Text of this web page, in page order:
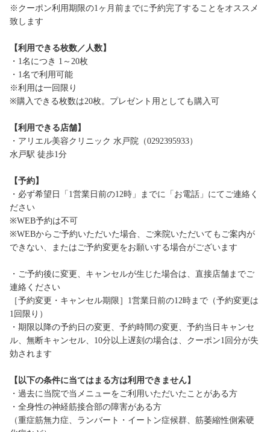
※クーポン利用期限の1ヶ月前までに予約完了することをオススメ
致します
【利用できる枚数／人数】
・1名につき 1～20枚
・1名で利用可能
※利用は一回限り
※購入できる枚数は20枚。プレゼント用としても購入可
【利用できる店舗】
・アリエル美容クリニック 水戸院（0292395933）
水戸駅 徒歩1分
【予約】
・必ず希望日「1営業日前の12時」までに「お電話」にてご連絡く
ださい
※WEB予約は不可
※WEBからご予約いただいた場合、ご来院いただいてもご案内が
できない、またはご予約変更をお願いする場合がございます
・ご予約後に変更、キャンセルが生じた場合は、直接店舗までご
連絡ください
［予約変更・キャンセル期限］1営業日前の12時まで（予約変更は
1回限り）
・期限以降の予約日の変更、予約時間の変更、予約当日キャンセ
ル、無断キャンセル、10分以上遅刻の場合は、クーポン1回分が失
効されます
【以下の条件に当てはまる方は利用できません】
・過去に当院で当メニューをご利用いただいたことがある方
・全身性の神経筋接合部の障害がある方
（重症筋無力症、ランバート・イートン症候群、筋萎縮性側索硬